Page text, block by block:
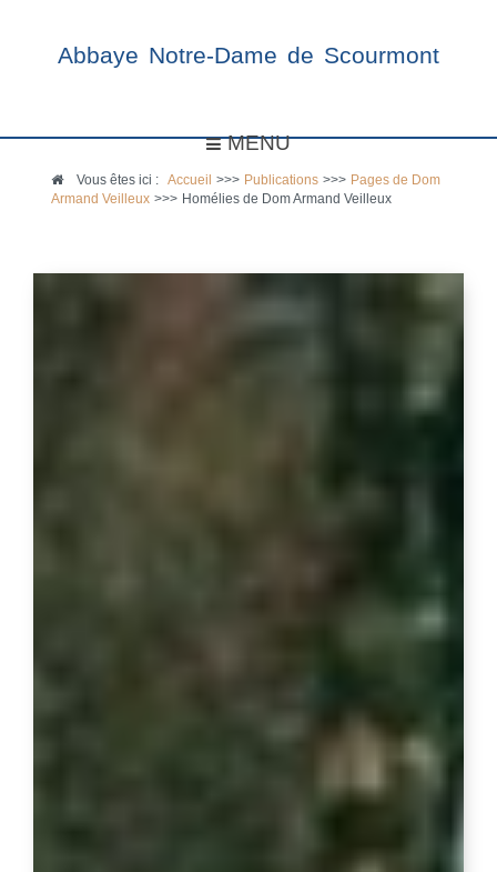
Abbaye Notre-Dame de Scourmont
MENU
Vous êtes ici :Accueil >>> Publications >>> Pages de Dom
Armand Veilleux >>> Homélies de Dom Armand Veilleux